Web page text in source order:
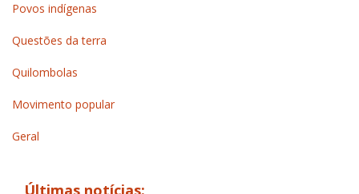
Povos indígenas
Questões da terra
Quilombolas
Movimento popular
Geral
Últimas notícias: